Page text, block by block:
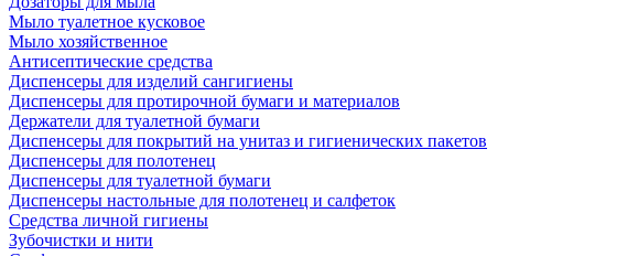
Мыло туалетное кусковое
Мыло хозяйственное
Антисептические средства
Диспенсеры для изделий сангигиены
Диспенсеры для протирочной бумаги и материалов
Держатели для туалетной бумаги
Диспенсеры для покрытий на унитаз и гигиенических пакетов
Диспенсеры для полотенец
Диспенсеры для туалетной бумаги
Диспенсеры настольные для полотенец и салфеток
Средства личной гигиены
Зубочистки и нити